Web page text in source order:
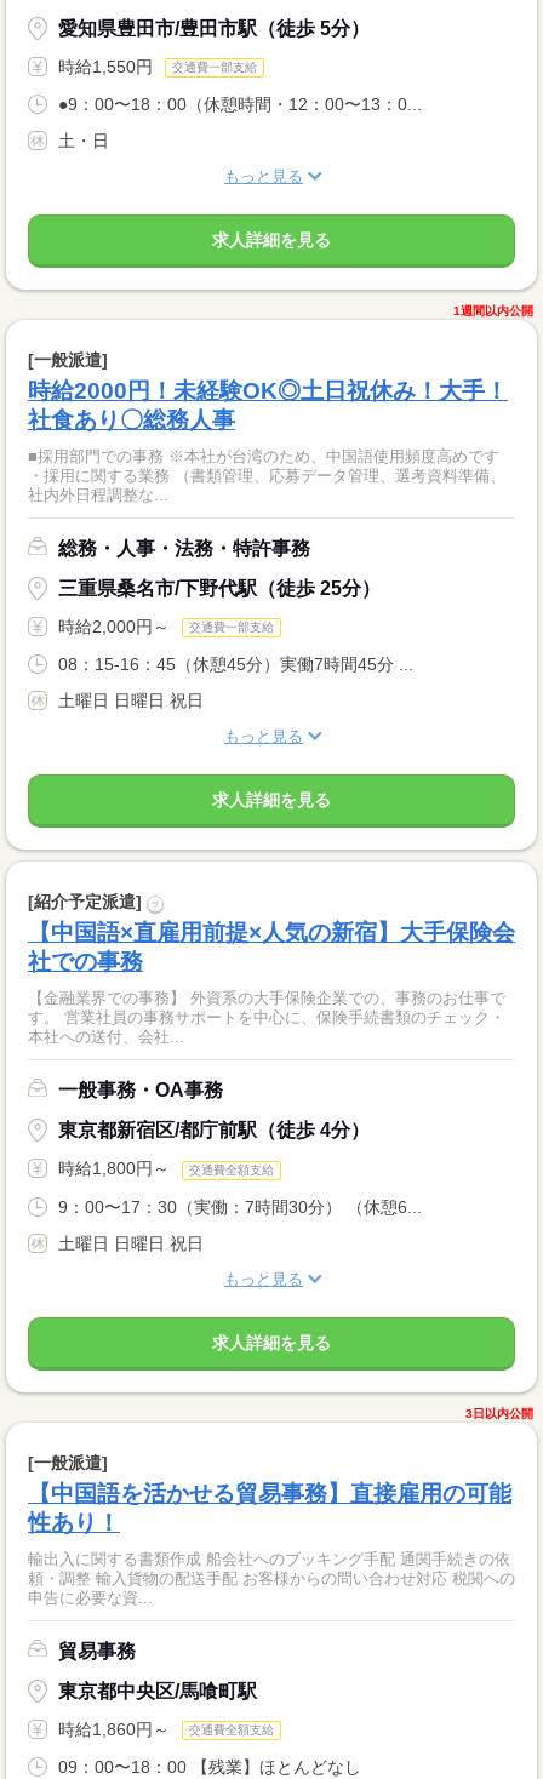
愛知県豊田市/豊田市駅（徒歩 5分）
時給1,550円 交通費一部支給
●9：00〜18：00（休憩時間・12：00〜13：0...
土・日
もっと見る
求人詳細を見る
1週間以内公開
[一般派遣]
時給2000円！未経験OK◎土日祝休み！大手！
社食あり〇総務人事
■採用部門での事務 ※本社が台湾のため、中国語使用頻度高めです
・採用に関する業務 （書類管理、応募データ管理、選考資料準備、
社内外日程調整な...
総務・人事・法務・特許事務
三重県桑名市/下野代駅（徒歩 25分）
時給2,000円～ 交通費一部支給
08：15-16：45（休憩45分）実働7時間45分 ...
土曜日 日曜日 祝日
もっと見る
求人詳細を見る
[紹介予定派遣] ?
【中国語×直雇用前提×人気の新宿】大手保険会
社での事務
【金融業界での事務】 外資系の大手保険企業での、事務のお仕事で
す。 営業社員の事務サポートを中心に、保険手続書類のチェック・
本社への送付、会社...
一般事務・OA事務
東京都新宿区/都庁前駅（徒歩 4分）
時給1,800円～ 交通費全額支給
9：00〜17：30（実働：7時間30分） （休憩6...
土曜日 日曜日 祝日
もっと見る
求人詳細を見る
3日以内公開
[一般派遣]
【中国語を活かせる貿易事務】直接雇用の可能
性あり！
輸出入に関する書類作成 船会社へのブッキング手配 通関手続きの依
頼・調整 輸入貨物の配送手配 お客様からの問い合わせ対応 税関への
申告に必要な資...
貿易事務
東京都中央区/馬喰町駅
時給1,860円～ 交通費全額支給
09：00〜18：00 【残業】ほとんどなし